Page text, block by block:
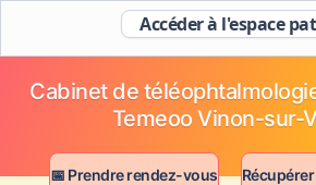
Accéder à l'espace
Cabinet de
Temeoo Vinon-sur-
📅 Prendre rendez-vous